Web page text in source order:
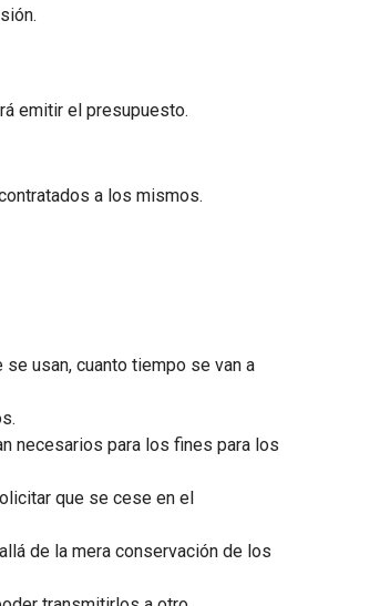
emitir el presupuesto.
a los mismos.
usan, cuanto tiempo se van a
necesarios para los fines para los
que se cese en el
de la mera conservación de los